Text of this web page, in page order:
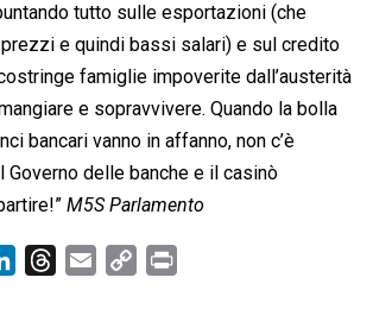
tutto sulle esportazioni (che
e quindi bassi salari) e sul credito
famiglie impoverite dall’austerità
e sopravvivere. Quando la bolla
bancari vanno in affanno, non c’è
Governo delle banche e il casinò
M5S Parlamento